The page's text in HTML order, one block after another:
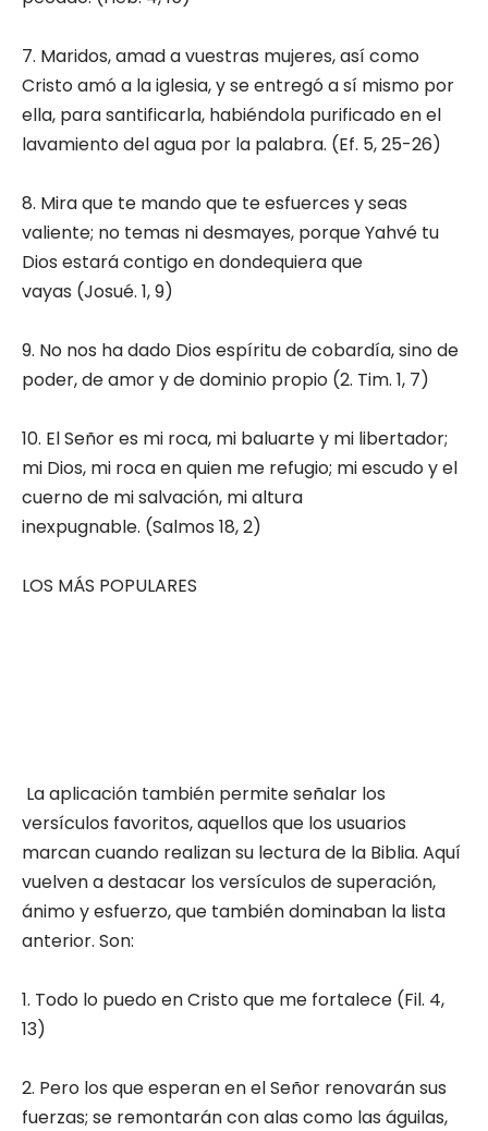
7. Maridos, amad a vuestras mujeres, así como
Cristo amó a la iglesia, y se entregó a sí mismo por
ella, para santificarla, habiéndola purificado en el
lavamiento del agua por la palabra. (Ef. 5, 25-26)
8. Mira que te mando que te esfuerces y seas
valiente; no temas ni desmayes, porque Yahvé tu
Dios estará contigo en dondequiera que
vayas (Josué. 1, 9)
9. No nos ha dado Dios espíritu de cobardía, sino de
poder, de amor y de dominio propio (2. Tim. 1, 7)
10. El Señor es mi roca, mi baluarte y mi libertador;
mi Dios, mi roca en quien me refugio; mi escudo y el
cuerno de mi salvación, mi altura
inexpugnable. (Salmos 18, 2)
LOS MÁS POPULARES
La aplicación también permite señalar los
versículos favoritos, aquellos que los usuarios
marcan cuando realizan su lectura de la Biblia. Aquí
vuelven a destacar los versículos de superación,
ánimo y esfuerzo, que también dominaban la lista
anterior. Son:
1. Todo lo puedo en Cristo que me fortalece (Fil. 4,
13)
2. Pero los que esperan en el Señor renovarán sus
fuerzas; se remontarán con alas como las águilas,